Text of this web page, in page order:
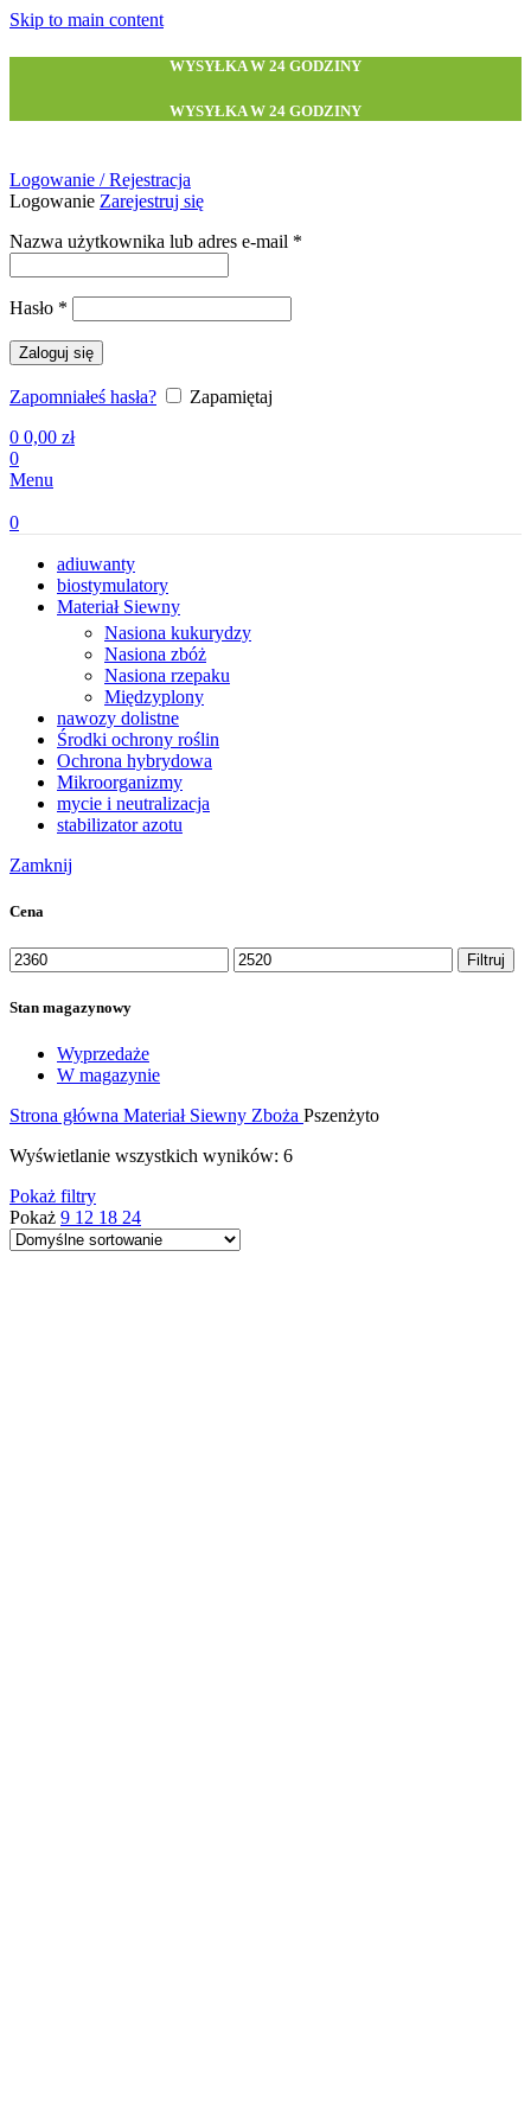
Skip to main content
WYSYŁKA W 24 GODZINY
WYSYŁKA W 24 GODZINY
Logowanie / Rejestracja
Logowanie Zarejestruj się
Nazwa użytkownika lub adres e-mail *
Hasło *
Zaloguj się
Zapomniałeś hasła?
Zapamiętaj
0 0,00 zł
0
Menu
0
adiuwanty
biostymulatory
Materiał Siewny
Nasiona kukurydzy
Nasiona zbóż
Nasiona rzepaku
Międzyplony
nawozy dolistne
Środki ochrony roślin
Ochrona hybrydowa
Mikroorganizmy
mycie i neutralizacja
stabilizator azotu
Zamknij
Cena
Cena
min
Cena
max
Filtruj
Stan magazynowy
Wyprzedaże
W magazynie
Strona główna Materiał Siewny Zboża Pszenżyto
Wyświetlanie wszystkich wyników: 6
Pokaż filtry
Pokaż 9 12 18 24